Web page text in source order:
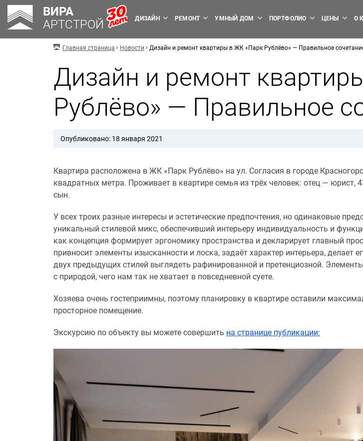
ВИРА
АРТСТРОЙ
ДИЗАЙН РЕМОНТ УМНЫЙ ДОМ ПОРТФОЛИО ЦЕНЫ О
Главная страница Новости Дизайн и ремонт квартиры в ЖК «Парк Рублёво» — Правильное
Дизайн и ремонт
Рублёво» — Правильное
Опубликовано: 18 января 2021
Квартира расположена в ЖК «Парк Рублёво» на ул. Согласия в городе
квадратных метра. Проживает в квартире семья из трёх человек: отец — юрист,
сын.
У всех троих разные интересы и эстетические предпочтения, но одинаковые
уникальный стилевой микс, обеспечивший интерьеру индивидуальность и
как концепция формирует эргономику пространства и декларирует главный
привносит элементы изысканности и лоска, задаёт характер интерьера,
двух предыдущих стилей выглядеть рафинированной и претенциозной.
с природой, чего нам так не хватает в повседневной суете.
Хозяева очень гостеприимны, поэтому планировку в квартире оставили
просторное помещение.
Экскурсию по объекту вы можете совершить на странице публикации: